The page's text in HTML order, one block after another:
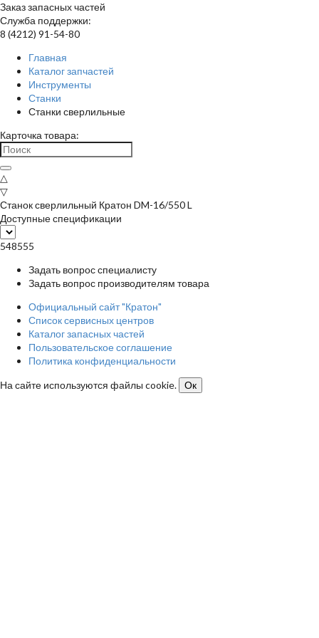
Заказ запасных частей
Служба поддержки:
8 (4212) 91-54-80
Главная
Каталог запчастей
Инструменты
Станки
Станки сверлильные
Карточка товара:
△
▽
Станок сверлильный Кратон DM-16/550 L
Доступные спецификации
548555
Задать вопрос специалисту
Задать вопрос производителям товара
Официальный сайт "Кратон"
Список сервисных центров
Каталог запасных частей
Пользовательское соглашение
Политика конфиденциальности
На сайте используются файлы cookie.
Ок